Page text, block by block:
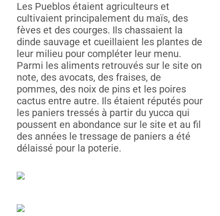
Les Pueblos étaient agriculteurs et
cultivaient principalement du maïs, des
fèves et des courges. Ils chassaient la
dinde sauvage et cueillaient les plantes de
leur milieu pour compléter leur menu.
Parmi les aliments retrouvés sur le site on
note, des avocats, des fraises, de
pommes, des noix de pins et les poires
cactus entre autre. Ils étaient réputés pour
les paniers tressés à partir du yucca qui
poussent en abondance sur le site et au fil
des années le tressage de paniers a été
délaissé pour la poterie.